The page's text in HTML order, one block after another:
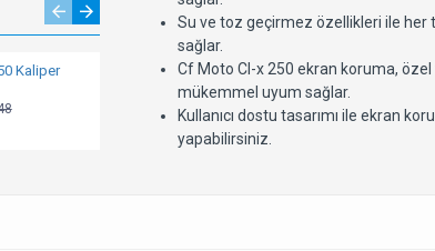
Kaliper
Cf Moto Cl-x 250 Motor
Koruma Demiri
₺1.750,00
Su ve toz geçirmez özellikleri ile
sağlar.
Cf Moto Cl-x 250 ekran koruma, özel
mükemmel uyum sağlar.
Kullanıcı dostu tasarımı ile ekran
yapabilirsiniz.